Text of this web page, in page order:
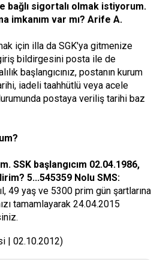
bağlı sigortalı olmak istiyorum.
imkanım var mı? Arife A.
için illa da SGK'ya gitmenize
bildirgesini posta ile de
başlangıcınız, postanın kurum
iadeli taahhütlü veya acele
postaya veriliş tarihi baz
SSK başlangıcım 02.04.1986,
5...545359 Nolu SMS:
49 yaş ve 5300 prim gün şartlarına
tamamlayarak 24.04.2015
| 02.10.2012)